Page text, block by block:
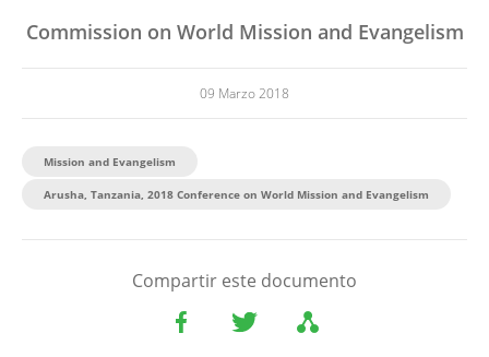
Commission on World Mission and Evangelism
09 Marzo 2018
Mission and Evangelism
Arusha, Tanzania, 2018 Conference on World Mission and Evangelism
Compartir este documento